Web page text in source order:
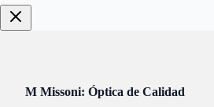
M Missoni: Óptica de Calidad